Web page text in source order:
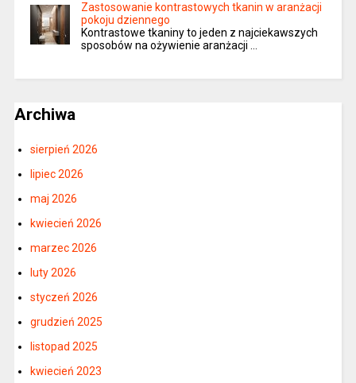
Zastosowanie kontrastowych tkanin w aranżacji
pokoju dziennego
Kontrastowe tkaniny to jeden z najciekawszych
sposobów na ożywienie aranżacji …
Archiwa
sierpień 2026
lipiec 2026
maj 2026
kwiecień 2026
marzec 2026
luty 2026
styczeń 2026
grudzień 2025
listopad 2025
kwiecień 2023